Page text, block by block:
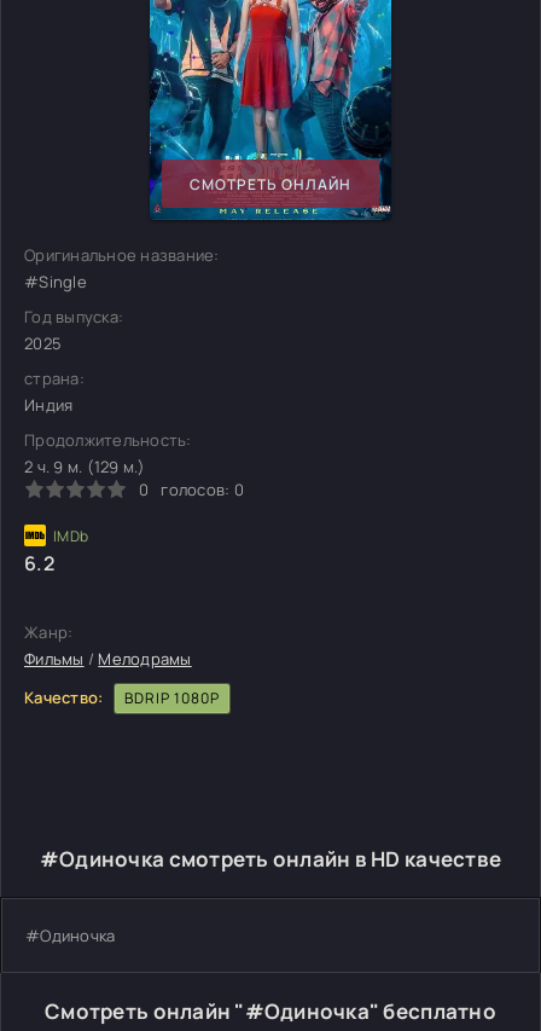
СМОТРЕТЬ ОНЛАЙН
Оригинальное название:
#Single
Год выпуска:
2025
страна:
Индия
Продолжительность:
2 ч. 9 м. (129 м.)
0
голосов: 0
6.2
Жанр:
Фильмы / Мелодрамы
Качество:
BDRIP 1080P
#Одиночка смотреть онлайн в HD качестве
#Одиночка
Смотреть онлайн "#Одиночка" бесплатно